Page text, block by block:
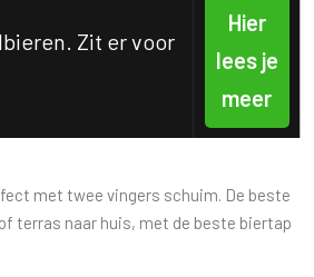
Zit er voor
Hier
lees je
meer
met twee vingers schuim. De beste
terras naar huis, met de beste biertap